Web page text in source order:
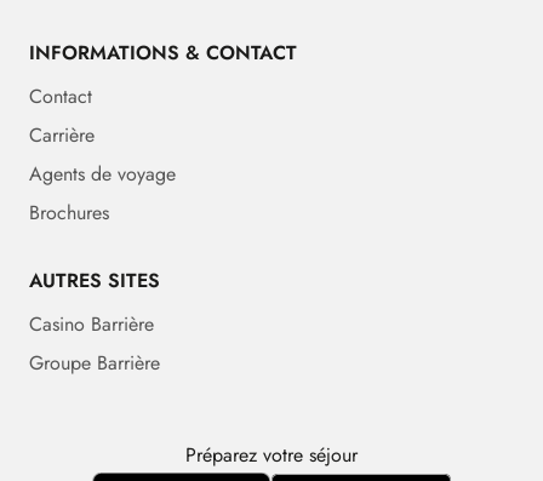
INFORMATIONS & CONTACT
Contact
Carrière
Agents de voyage
Brochures
AUTRES SITES
Casino Barrière
Groupe Barrière
Préparez votre séjour